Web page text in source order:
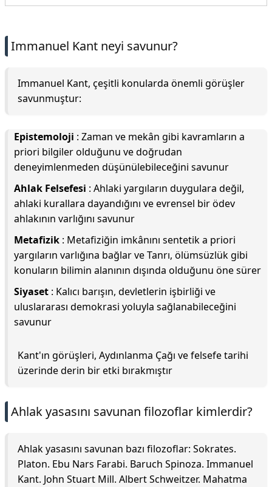
Immanuel Kant neyi savunur?
Immanuel Kant, çeşitli konularda önemli görüşler
savunmuştur:
Epistemoloji : Zaman ve mekân gibi kavramların a
priori bilgiler olduğunu ve doğrudan
deneyimlenmeden düşünülebileceğini savunur
Ahlak Felsefesi : Ahlaki yargıların duygulara değil,
ahlaki kurallara dayandığını ve evrensel bir ödev
ahlakının varlığını savunur
Metafizik : Metafiziğin imkânını sentetik a priori
yargıların varlığına bağlar ve Tanrı, ölümsüzlük gibi
konuların bilimin alanının dışında olduğunu öne sürer
Siyaset : Kalıcı barışın, devletlerin işbirliği ve
uluslararası demokrasi yoluyla sağlanabileceğini
savunur
Kant'ın görüşleri, Aydınlanma Çağı ve felsefe tarihi
üzerinde derin bir etki bırakmıştır
Ahlak yasasını savunan filozoflar kimlerdir?
Ahlak yasasını savunan bazı filozoflar: Sokrates.
Platon. Ebu Nars Farabi. Baruch Spinoza. Immanuel
Kant. John Stuart Mill. Albert Schweitzer. Mahatma